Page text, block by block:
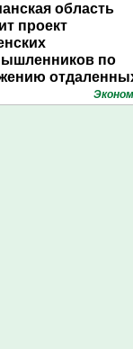
область
проект
по
с помощью